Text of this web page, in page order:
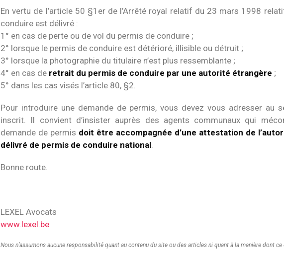
En vertu de l’article 50 §1er de l’Arrêté royal relatif du 23 mars 1998
conduire est délivré :
1° en cas de perte ou de vol du permis de conduire ;
2° lorsque le permis de conduire est détérioré, illisible ou détruit ;
3° lorsque la photographie du titulaire n’est plus ressemblante ;
4° en cas de retrait du permis de conduire par une autorité étrangère ;
5° dans les cas visés l’article 80, §2.
Pour introduire une demande de permis, vous devez vous adresser au
inscrit. Il convient d’insister auprès des agents communaux qui
demande de permis doit être accompagnée d’une attestation de
délivré de permis de conduire national.
Bonne route.
LEXEL Avocats
www.lexel.be
Nous n’assumons aucune responsabilité quant au contenu du site ou des articles ni quant à la manière dont